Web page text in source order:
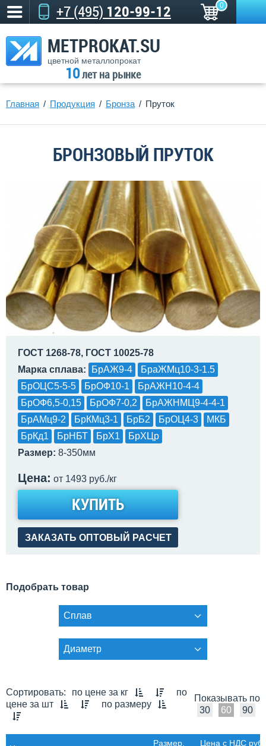
+7 (495) 120-99-12 0
METPROKAT.SU
цветной металлопрокат
10лет на рынке
Главная Продукция Бронза Пруток
БРОНЗОВЫЙ ПРУТОК
ГОСТ 1268-78, ГОСТ 10025-78
Марка сплава:
БрАЖ9-4
БраЖМц10-3-1.5
БрОЦС5-5-5
БрОФ10-1
БрАЖН10-4-4
БрОФ6,5-0,15
БрОФ7-0,2
БрАЖНМЦ9-4-4-1
БрАМц9-2
БрКМц3-1 БрБ2 БрОЦ4-3
МКБ
БрКд1
БрНБТ БрХ1
БрХЦр
Размер: 8-350мм
Цена: от 1493 руб./кг
КУПИТЬ
ЗАКАЗАТЬ ОПТОВЫЙ РАСЧЕТ
Подобрать товар
Сплав
Диаметр
Сортировать: по цене за кг
по
цене за шт
по размеру
Показывать по
30
60 90
Размер,
Цена с НДС руб/